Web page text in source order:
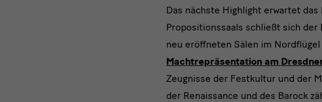
Das nächste Highlight erwartet
Propositionssaals schließt sich der
neu eröffneten Sälen im
Machtrepräsentation am
Zeugnisse der Festkultur und der
der Renaissance und des Barock